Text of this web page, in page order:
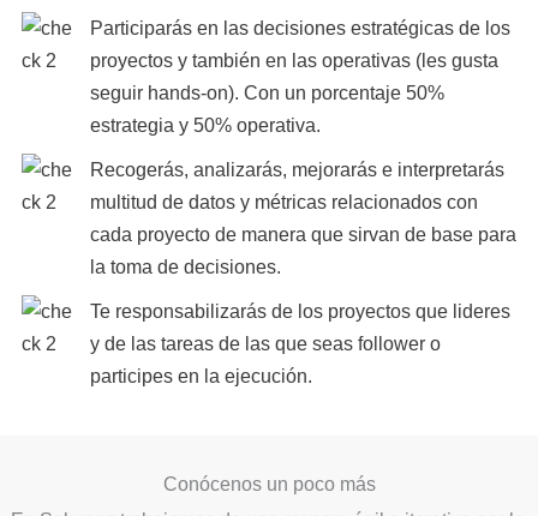
Participarás en las decisiones estratégicas de los
proyectos y también en las operativas (les gusta
seguir hands-on). Con un porcentaje 50%
estrategia y 50% operativa.
Recogerás, analizarás, mejorarás e interpretarás
multitud de datos y métricas relacionados con
cada proyecto de manera que sirvan de base para
la toma de decisiones.
Te responsabilizarás de los proyectos que lideres
y de las tareas de las que seas follower o
participes en la ejecución.
Conócenos un poco más